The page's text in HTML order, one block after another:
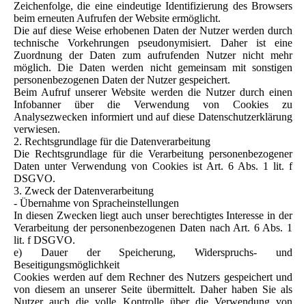
Zeichenfolge, die eine eindeutige Identifizierung des Browsers
beim erneuten Aufrufen der Website ermöglicht.
Die auf diese Weise erhobenen Daten der Nutzer werden durch
technische Vorkehrungen pseudonymisiert. Daher ist eine
Zuordnung der Daten zum aufrufenden Nutzer nicht mehr
möglich. Die Daten werden nicht gemeinsam mit sonstigen
personenbezogenen Daten der Nutzer gespeichert.
Beim Aufruf unserer Website werden die Nutzer durch einen
Infobanner über die Verwendung von Cookies zu
Analysezwecken informiert und auf diese Datenschutzerklärung
verwiesen.
2. Rechtsgrundlage für die Datenverarbeitung
Die Rechtsgrundlage für die Verarbeitung personenbezogener
Daten unter Verwendung von Cookies ist Art. 6 Abs. 1 lit. f
DSGVO.
3. Zweck der Datenverarbeitung
- Übernahme von Spracheinstellungen
In diesen Zwecken liegt auch unser berechtigtes Interesse in der
Verarbeitung der personenbezogenen Daten nach Art. 6 Abs. 1
lit. f DSGVO.
e) Dauer der Speicherung, Widerspruchs- und
Beseitigungsmöglichkeit
Cookies werden auf dem Rechner des Nutzers gespeichert und
von diesem an unserer Seite übermittelt. Daher haben Sie als
Nutzer auch die volle Kontrolle über die Verwendung von